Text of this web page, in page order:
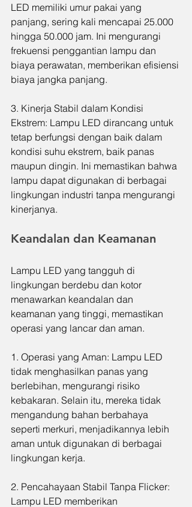
LED memiliki umur pakai yang
panjang, sering kali mencapai 25.000
hingga 50.000 jam. Ini mengurangi
frekuensi penggantian lampu dan
biaya perawatan, memberikan efisiensi
biaya jangka panjang.
3. Kinerja Stabil dalam Kondisi
Ekstrem: Lampu LED dirancang untuk
tetap berfungsi dengan baik dalam
kondisi suhu ekstrem, baik panas
maupun dingin. Ini memastikan bahwa
lampu dapat digunakan di berbagai
lingkungan industri tanpa mengurangi
kinerjanya.
Keandalan dan Keamanan
Lampu LED yang tangguh di
lingkungan berdebu dan kotor
menawarkan keandalan dan
keamanan yang tinggi, memastikan
operasi yang lancar dan aman.
1. Operasi yang Aman: Lampu LED
tidak menghasilkan panas yang
berlebihan, mengurangi risiko
kebakaran. Selain itu, mereka tidak
mengandung bahan berbahaya
seperti merkuri, menjadikannya lebih
aman untuk digunakan di berbagai
lingkungan kerja.
2. Pencahayaan Stabil Tanpa Flicker:
Lampu LED memberikan